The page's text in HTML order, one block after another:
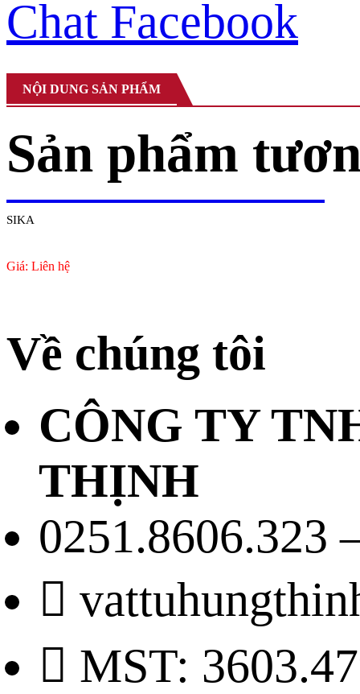
Chat Facebook
NỘI DUNG SẢN PHẨM
Sản phẩm
SIKA
Giá: Liên hệ
Về chúng tôi
CÔNG TY
THỊNH
0251.8606.323
MST: